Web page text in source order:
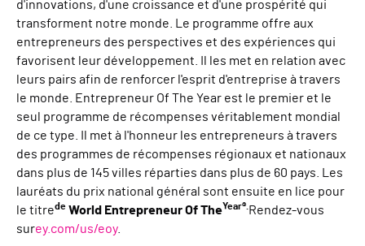
d'innovations, d'une croissance et d'une prospérité qui
transforment notre monde. Le programme offre aux
entrepreneurs des perspectives et des expériences qui
favorisent leur développement. Il les met en relation avec
leurs pairs afin de renforcer l'esprit d'entreprise à travers
le monde. Entrepreneur Of The Year est le premier et le
seul programme de récompenses véritablement mondial
de ce type. Il met à l'honneur les entrepreneurs à travers
des programmes de récompenses régionaux et nationaux
dans plus de 145 villes réparties dans plus de 60 pays. Les
lauréats du prix national général sont ensuite en lice pour
le titrede World Entrepreneur Of TheYear®. Rendez-vous
surey.com/us/eoy.